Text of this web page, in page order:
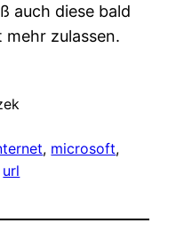
auch diese bald
mehr zulassen.
, microsoft
url